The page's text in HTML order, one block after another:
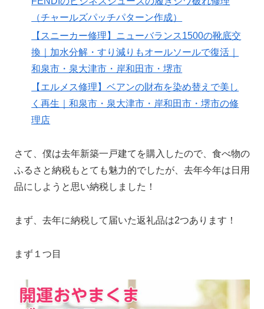
（チャールズパッチパターン作成）
【スニーカー修理】ニューバランス1500の靴底交
換｜加水分解・すり減りもオールソールで復活｜
和泉市・泉大津市・岸和田市・堺市
【エルメス修理】ベアンの財布を染め替えで美し
く再生｜和泉市・泉大津市・岸和田市・堺市の修
理店
さて、僕は去年新築一戸建てを購入したので、食べ物の
ふるさと納税もとても魅力的でしたが、去年今年は日用
品にしようと思い納税しました！
まず、去年に納税して届いた返礼品は2つあります！
まず１つ目